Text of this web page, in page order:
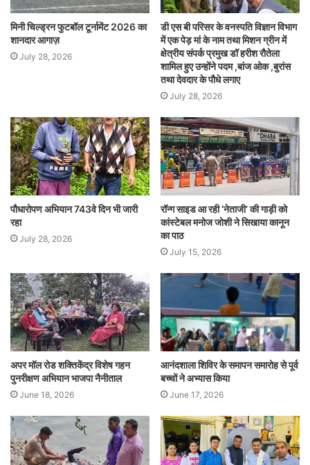
मिनी चिल्ड्रन फुटबॉल टूर्नामेंट 2026 का
शानदार आगाज़
July 28, 2026
डी एस बी परिसर के वनस्पति विज्ञान विभाग
में एक पेड़ मां के नाम तथा मिशन ग्रीन में
क्षेत्रीय संपर्क प्रमुख डॉ हरीश रौतेला
शामिल हुए उन्होंने पदम ,बांज ओक ,बुरांस
तथा देवदार के पौधे लगाए
July 28, 2026
पौधारोपण अभियान 743वे दिन भी जारी
रहा
July 28, 2026
रॉन्ग साइड आ रही ‘नेताजी’ की गाड़ी को
कांस्टेबल मनोज जोशी ने सिखाया कानून
का पाठ
July 15, 2026
अपर मॉल रोड शक्तिकेंद्र विशेष गहन
पुनरीक्षण अभियान भाजपा नैनीताल
June 18, 2026
आनंदशाला शिविर के समापन समारोह से पूर्व
बच्चों ने अभ्यास किया
June 17, 2026